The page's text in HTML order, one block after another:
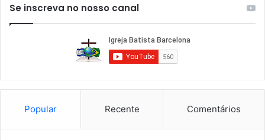
Se inscreva no nosso canal
Popular Recente Comentários